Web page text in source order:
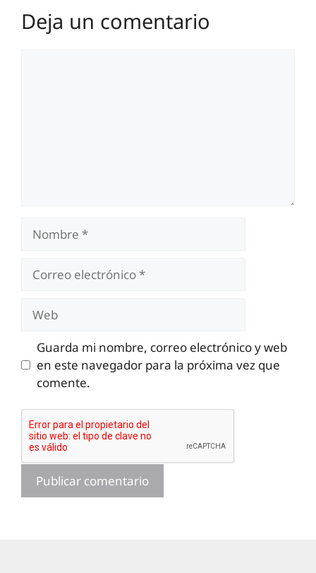
Deja un comentario
electrónico
Guarda mi nombre, correo electrónico y web
en este navegador para la próxima vez que
comente.